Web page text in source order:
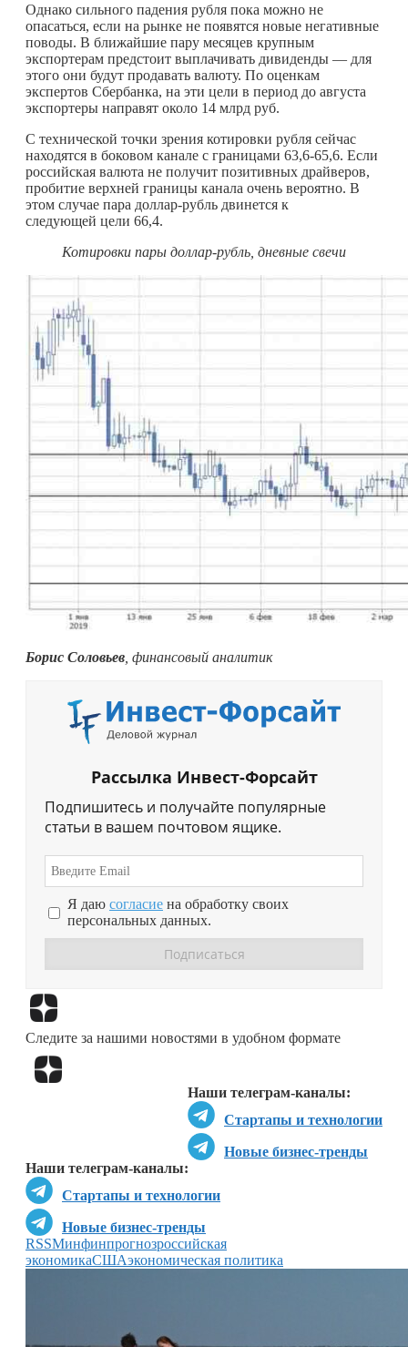
Однако сильного падения рубля пока можно не
опасаться, если на рынке не появятся новые негативные
поводы. В ближайшие пару месяцев крупным
экспортерам предстоит выплачивать дивиденды — для
этого они будут продавать валюту. По оценкам
экспертов Сбербанка, на эти цели в период до августа
экспортеры направят около 14 млрд руб.
С технической точки зрения котировки рубля сейчас
находятся в боковом канале с границами 63,6‑65,6. Если
российская валюта не получит позитивных драйверов,
пробитие верхней границы канала очень вероятно. В
этом случае пара доллар-рубль двинется к
следующей цели 66,4.
Котировки пары доллар-рубль, дневные свечи
Борис Соловьев , финансовый аналитик
Рассылка Инвест-Форсайт
Подпишитесь и получайте популярные
статьи в вашем почтовом ящике.
Я даю согласие на обработку своих
персональных данных.
Следите за нашими новостями в удобном формате
Наши телеграм-каналы:
Стартапы и технологии
Новые бизнес-тренды
Наши телеграм-каналы:
Стартапы и технологии
Новые бизнес-тренды
RSSМинфинпрогнозроссийская
экономикаСШАэкономическая политика